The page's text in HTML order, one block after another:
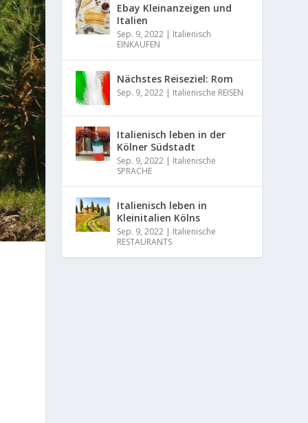
Ebay Kleinanzeigen und
Italien
Sep. 9, 2022 | Italienisch
EINKAUFEN
Nächstes Reiseziel: Rom
Sep. 9, 2022 | Italienische REISEN
Italienisch leben in der
Kölner Südstadt
Sep. 9, 2022 | Italienische
SPRACHE
Italienisch leben in
Kleinitalien Kölns
Sep. 9, 2022 | Italienische
RESTAURANTS